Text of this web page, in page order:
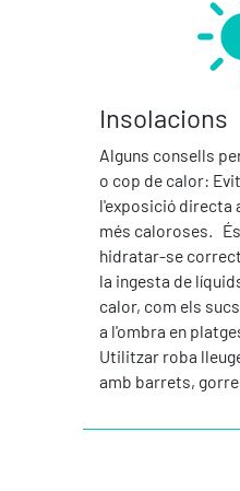
Insolacions
Alguns consells
o cop de calor:
l'exposició directa
més caloroses.
hidratar-se
la ingesta de
calor, com els
a l'ombra en
Utilitzar roba
amb barrets,